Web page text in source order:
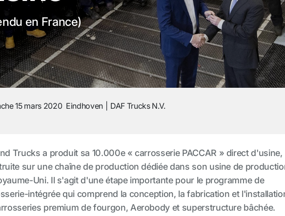
en France)
15 mars 2020 Eindhoven DAF Trucks N.V.
Trucks a produit sa 10.000e « carrosserie PACCAR » direct d'usine,
sur une chaîne de production dédiée dans son usine de
Uni. Il s'agit d'une étape importante pour le programme de
intégrée qui comprend la conception, la fabrication et
premium de fourgon, Aerobody et superstructure bâchée.